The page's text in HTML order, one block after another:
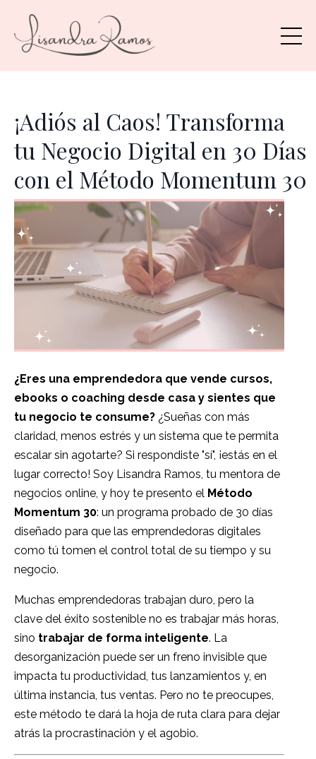
¡Adiós al Caos! Transforma
tu Negocio Digital en 30 Días
con el Método Momentum 30
¿Eres una emprendedora que vende cursos,
ebooks o coaching desde casa y sientes que
tu negocio te consume? ¿Sueñas con más
claridad, menos estrés y un sistema que te permita
escalar sin agotarte? Si respondiste "sí", ¡estás en el
lugar correcto! Soy Lisandra Ramos, tu mentora de
negocios online, y hoy te presento el Método
Momentum 30: un programa probado de 30 días
diseñado para que las emprendedoras digitales
como tú tomen el control total de su tiempo y su
negocio.
Muchas emprendedoras trabajan duro, pero la
clave del éxito sostenible no es trabajar más horas,
sino trabajar de forma inteligente. La
desorganización puede ser un freno invisible que
impacta tu productividad, tus lanzamientos y, en
última instancia, tus ventas. Pero no te preocupes,
este método te dará la hoja de ruta clara para dejar
atrás la procrastinación y el agobio.